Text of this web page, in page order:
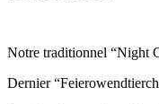
Notre traditionnel “Night
Dernier